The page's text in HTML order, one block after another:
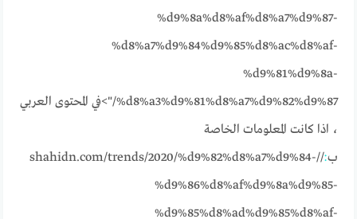
%d9%8a%d8%af%d8%a7%d9%87-
%d8%a7%d9%84%d9%85%d8%ac%d8%af-
%d9%81%d9%8a-
%d8%a3%d9%81%d8%a7%d9%82%d9%87/">في المحتوى العربي
، اذا كانت المعلومات الخاصة
ب:
//shahidn.com/trends/2020/%d9%82%d8%a7%d9%84-
%d9%86%d8%af%d9%8a%d9%85-
%d9%85%d8%ad%d9%85%d8%af-